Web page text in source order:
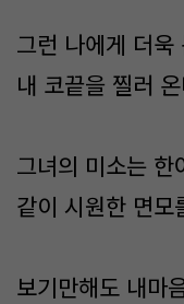
그런 나에게 더욱
내 코끝을 찔러
그녀의 미소는 한
같이 시원한 면모
보기만해도 내마